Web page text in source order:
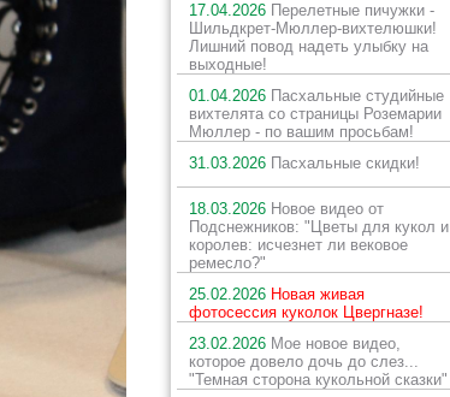
17.04.2026 Перелетные пичужки -
Шильдкрет-Мюллер-вихтелюшки!
Лишний повод надеть улыбку на
выходные!
01.04.2026 Пасхальные студийные
вихтелята со страницы Роземарии
Мюллер - по вашим просьбам!
31.03.2026 Пасхальные скидки!
18.03.2026 Новое видео от
Подснежников: "Цветы для кукол и
королев: исчезнет ли вековое
ремесло?"
25.02.2026 Новая живая
фотосессия куколок Цвергназе!
23.02.2026 Мое новое видео,
которое довело дочь до слез...
"Темная сторона кукольной сказки"